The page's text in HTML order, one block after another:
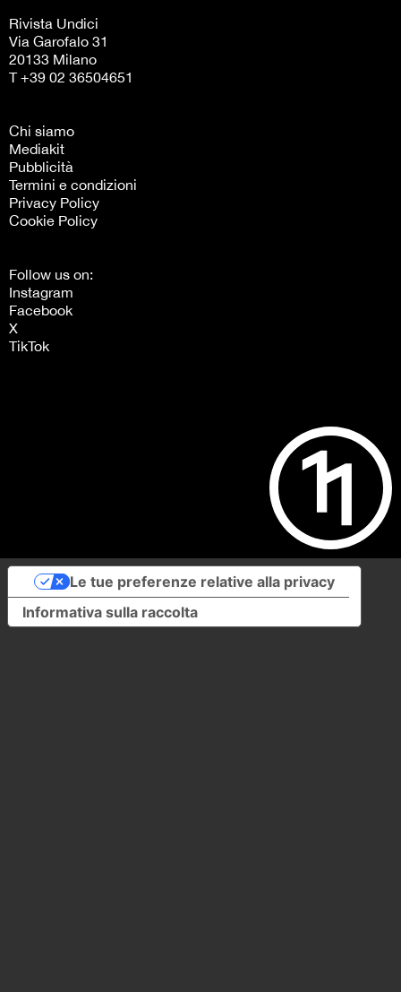
Rivista Undici
Via Garofalo 31
20133 Milano
T +39 02 36504651
Chi siamo
Mediakit
Pubblicità
Termini e condizioni
Privacy Policy
Cookie Policy
Follow us on:
Instagram
Facebook
X
TikTok
Informativa sulla raccolta
Le tue preferenze relative alla privacy